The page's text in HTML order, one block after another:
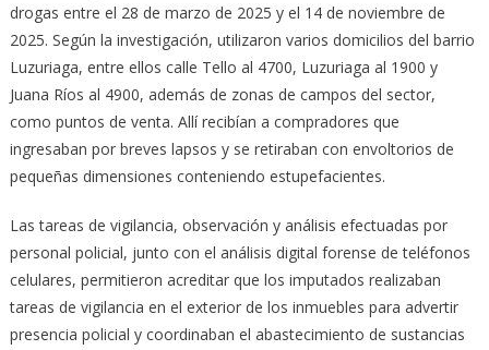
drogas entre el 28 de marzo de 2025 y el 14 de noviembre de
2025. Según la investigación, utilizaron varios domicilios del barrio
Luzuriaga, entre ellos calle Tello al 4700, Luzuriaga al 1900 y
Juana Ríos al 4900, además de zonas de campos del sector,
como puntos de venta. Allí recibían a compradores que
ingresaban por breves lapsos y se retiraban con envoltorios de
pequeñas dimensiones conteniendo estupefacientes.
Las tareas de vigilancia, observación y análisis efectuadas por
personal policial, junto con el análisis digital forense de teléfonos
celulares, permitieron acreditar que los imputados realizaban
tareas de vigilancia en el exterior de los inmuebles para advertir
presencia policial y coordinaban el abastecimiento de sustancias